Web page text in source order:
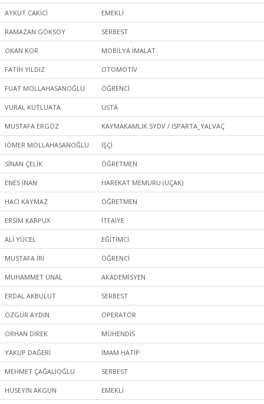
AYKUT CAKİCİ EMEKLİ
RAMAZAN GÖKSOY SERBEST
OKAN KOR MOBİLYA İMALAT
FATİH YILDIZ OTOMOTİV
FUAT MOLLAHASANOĞLU ÖĞRENCİ
VURAL KUTLUATA USTA
MUSTAFA ERGÖZ KAYMAKAMLIK SYDV / ISPARTA_YALVAÇ
IÖMER MOLLAHASANOĞLU İŞÇİ
SİNAN ÇELİK ÖĞRETMEN
ENES İNAN HAREKAT MEMURU (UÇAK)
HACİ KAYMAZ ÖĞRETMEN
ERSİM KARPUX İTFAİYE
ALİ YÜCEL EĞİTİMCİ
MUSTAFA İRİ ÖĞRENCİ
MUHAMMET ÜNAL AKADEMİSYEN
ERDAL AKBULUT SERBEST
ÖZGÜR AYDIN OPERATÖR
ORHAN DİREK MÜHENDİS
YAKUP DAĞERİ İMAM HATİP
MEHMET ÇAĞALIOĞLU SERBEST
HÜSEYİN AKGÜN EMEKLİ